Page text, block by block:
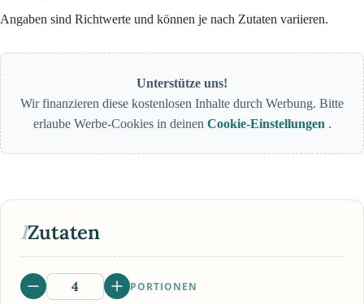
Angaben sind Richtwerte und können je nach Zutaten variieren.
Unterstütze uns!
Wir finanzieren diese kostenlosen Inhalte durch Werbung. Bitte
erlaube Werbe-Cookies in deinen Cookie-Einstellungen .
IZutaten
PORTIONEN